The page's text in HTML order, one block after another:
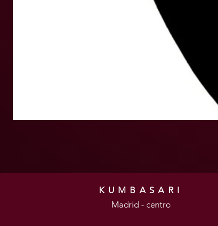
KUMBASARI
Madrid - centro